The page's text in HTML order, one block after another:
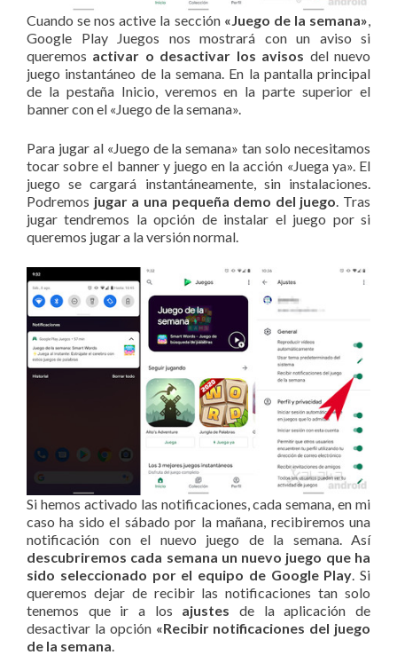
Cuando se nos active la sección «Juego de la semana»
Google Play Juegos nos mostrará con un aviso si
queremos activar o desactivar los avisos del nuevo
juego instantáneo de la semana. En la pantalla principal
de la pestaña Inicio, veremos en la parte superior el
banner con el «Juego de la semana».
Para jugar al «Juego de la semana» tan solo necesitamos
tocar sobre el banner y juego en la acción «Juega ya». El
juego se cargará instantáneamente, sin instalaciones.
Podremos jugar a una pequeña demo del juego . Tras
jugar tendremos la opción de instalar el juego por si
queremos jugar a la versión normal.
Si hemos activado las notificaciones, cada semana, en mi
caso ha sido el sábado por la mañana, recibiremos una
notificación con el nuevo juego de la semana. Así
descubriremos cada semana un nuevo juego que ha
sido seleccionado por el equipo de Google Play . Si
queremos dejar de recibir las notificaciones tan solo
tenemos que ir a los ajustes de la aplicación de
desactivar la opción «Recibir notificaciones del juego
de la semana